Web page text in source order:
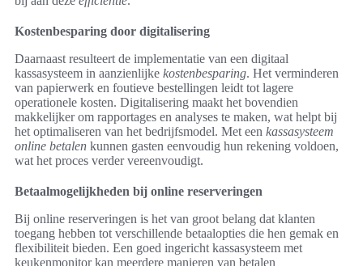
Kostenbesparing door digitalisering
Daarnaast resulteert de implementatie van een digitaal
kassasysteem in aanzienlijke kostenbesparing. Het verminderen
van papierwerk en foutieve bestellingen leidt tot lagere
operationele kosten. Digitalisering maakt het bovendien
makkelijker om rapportages en analyses te maken, wat helpt bij
het optimaliseren van het bedrijfsmodel. Met een kassasysteem
online betalen kunnen gasten eenvoudig hun rekening voldoen,
wat het proces verder vereenvoudigt.
Betaalmogelijkheden bij online reserveringen
Bij online reserveringen is het van groot belang dat klanten
toegang hebben tot verschillende betaalopties die hen gemak en
flexibiliteit bieden. Een goed ingericht kassasysteem met
keukenmonitor kan meerdere manieren van betalen